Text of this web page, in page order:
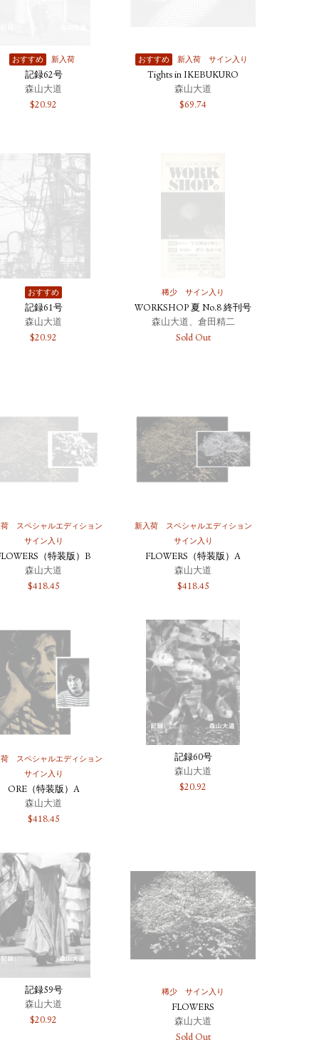
おすすめ 新入荷
記録62号
森山大道
$20.92
おすすめ 新入荷 サイン入り
Tights in IKEBUKURO
森山大道
$69.74
おすすめ
記録61号
森山大道
$20.92
稀少 サイン入り
WORKSHOP 夏 No.8 終刊号
森山大道、倉田精二
Sold Out
スペシャルエディション
サイン入り
（特装版）B
森山大道
$418.45
新入荷
スペシャルエディション
サイン入り
FLOWERS（特装版）A
森山大道
$418.45
スペシャルエディション
サイン入り
ORE（特装版）A
森山大道
$418.45
記録60号
森山大道
$20.92
記録59号
森山大道
$20.92
稀少 サイン入り
FLOWERS
森山大道
Sold Out